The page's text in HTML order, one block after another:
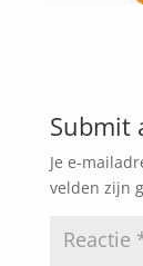
Submit
Je e-
velden zijn